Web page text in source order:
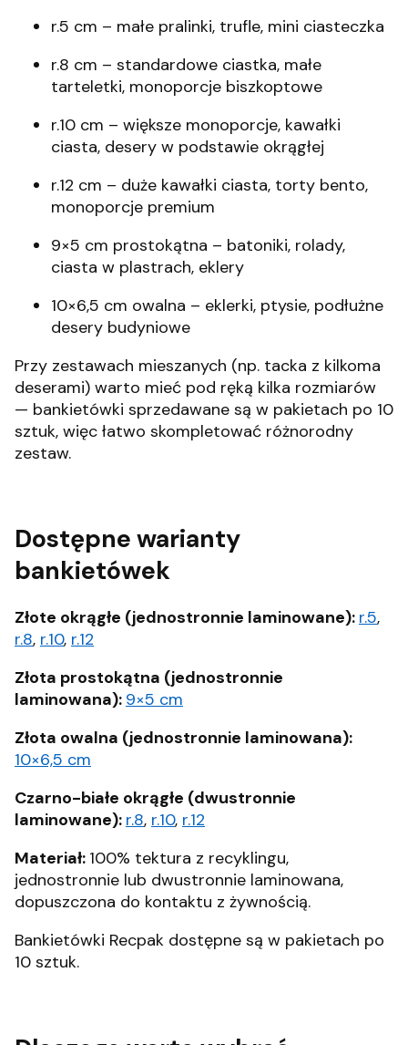
r.5 cm – małe pralinki, trufle, mini ciasteczka
r.8 cm – standardowe ciastka, małe
tarteletki, monoporcje biszkoptowe
r.10 cm – większe monoporcje, kawałki
ciasta, desery w podstawie okrągłej
r.12 cm – duże kawałki ciasta, torty bento,
monoporcje premium
9×5 cm prostokątna – batoniki, rolady,
ciasta w plastrach, eklery
10×6,5 cm owalna – eklerki, ptysie, podłużne
desery budyniowe
Przy zestawach mieszanych (np. tacka z kilkoma
deserami) warto mieć pod ręką kilka rozmiarów
— bankietówki sprzedawane są w pakietach po 10
sztuk, więc łatwo skompletować różnorodny
zestaw.
Dostępne warianty
bankietówek
Złote okrągłe (jednostronnie laminowane): r.5,
r.8, r.10, r.12
Złota prostokątna (jednostronnie
laminowana): 9×5 cm
Złota owalna (jednostronnie laminowana):
10×6,5 cm
Czarno-białe okrągłe (dwustronnie
laminowane): r.8, r.10, r.12
Materiał: 100% tektura z recyklingu,
jednostronnie lub dwustronnie laminowana,
dopuszczona do kontaktu z żywnością.
Bankietówki Recpak dostępne są w pakietach po
10 sztuk.